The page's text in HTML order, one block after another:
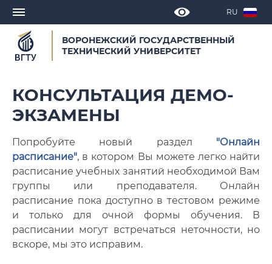
RU
ВОРОНЕЖСКИЙ ГОСУДАРСТВЕННЫЙ
ТЕХНИЧЕСКИЙ УНИВЕРСИТЕТ
КОНСУЛЬТАЦИЯ ДЕМО-
ЭКЗАМЕНЫ
Попробуйте новый раздел "Онлайн
расписание", в котором Вы можете легко найти
расписание учебных занятий необходимой Вам
группы или преподавателя. Онлайн
расписание пока доступно в тестовом режиме
и только для очной формы обучения. В
расписании могут встречаться неточности, но
вскоре, мы это исправим.